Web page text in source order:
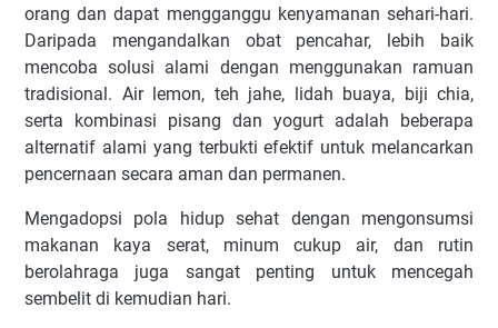
orang dan dapat mengganggu kenyamanan sehari-hari.
Daripada mengandalkan obat pencahar, lebih baik
mencoba solusi alami dengan menggunakan ramuan
tradisional. Air lemon, teh jahe, lidah buaya, biji chia,
serta kombinasi pisang dan yogurt adalah beberapa
alternatif alami yang terbukti efektif untuk melancarkan
pencernaan secara aman dan permanen.
Mengadopsi pola hidup sehat dengan mengonsumsi
makanan kaya serat, minum cukup air, dan rutin
berolahraga juga sangat penting untuk mencegah
sembelit di kemudian hari.